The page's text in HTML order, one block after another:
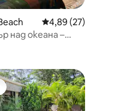
Средна оценка:
4,89 (27)
над океана –